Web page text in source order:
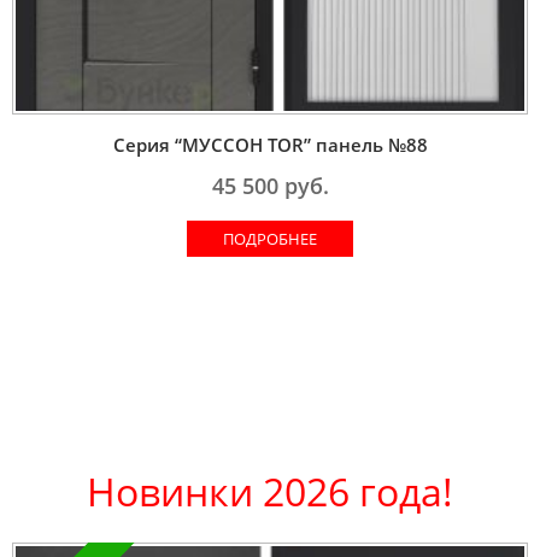
Серия “МУССОН TOR” панель №88
45 500руб.
ПОДРОБНЕЕ
Новинки 2026 года!